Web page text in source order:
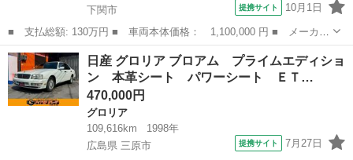
下関市
提携サイト 10月1日
■ 支払総額: 130万円 ■ 車両本体価格： 1,100,000 円 ■ メーカー
名： 日産 ■ 車種名： グロリア ■ グレード名： グランツーリ
スモＳＶ ターボ ＥＴＣ ＡＴ 電動格納ミラー ターボ カセッ
ト エアコ...
山口 下関市 グロリア
日産 グロリア ブロアム プライムエディショ
ン 本革シート パワーシート ＥＴ…
470,000円
グロリア
109,616km
1998年
広島県 三原市
提携サイト 7月27日